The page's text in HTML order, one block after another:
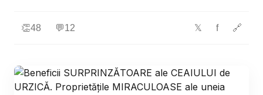
👏48 💬12 𝕏 f 🔗